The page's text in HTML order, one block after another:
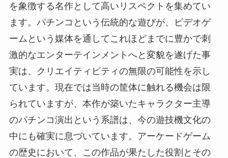
を象徴する名作として高いリスペクトを集めてい
ます。パチンコという伝統的な遊びが、ビデオゲ
ームという媒体を通してこれほどまでに豊かで刺
激的なエンターテインメントへと変貌を遂げた事
実は、クリエイティビティの無限の可能性を示し
ています。現在では当時の筐体に触れる機会は限
られていますが、本作が築いたキャラクター主導
のパチンコ演出という系譜は、今の遊技機文化の
中にも確実に息づいています。アーケードゲーム
の歴史において、この作品が果たした役割とその